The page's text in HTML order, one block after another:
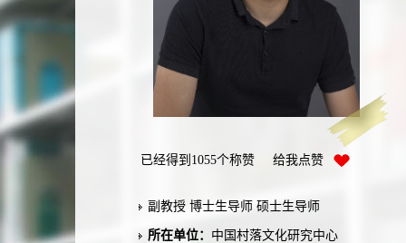
已经得到 1055个称赞 给我点赞
副教授 博士生导师 硕士生导师
所在单位： 中国村落文化研究中心